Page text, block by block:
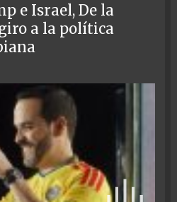
e Israel, De la
a la política